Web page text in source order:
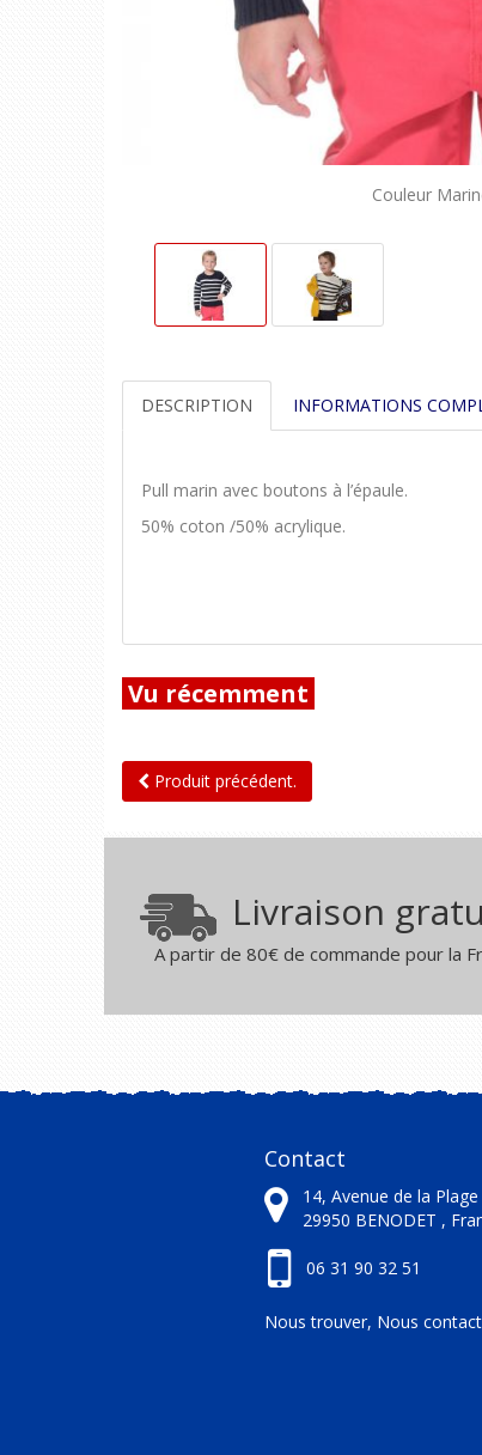
Couleur
DESCRIPTION INFORMATIONS
Pull marin avec boutons à l’épaule.
50% coton /50% acrylique.
Vu récemment
Produit précédent.
Livraison
A partir de 80€ de commande pour la
Contact
14, Avenue de la Plage
29950 BENODET ,
06 31 90 32 51
Nous trouver, Nous